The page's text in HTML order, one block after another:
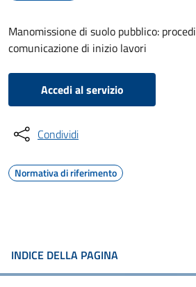
Manomissione di suolo pubblico:
comunicazione di inizio lavori
Accedi al servizio
Condividi
Normativa di riferimento
INDICE DELLA PAGINA